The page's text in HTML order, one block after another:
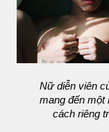
Nữ diễn viên
mang đến một
cách riêng